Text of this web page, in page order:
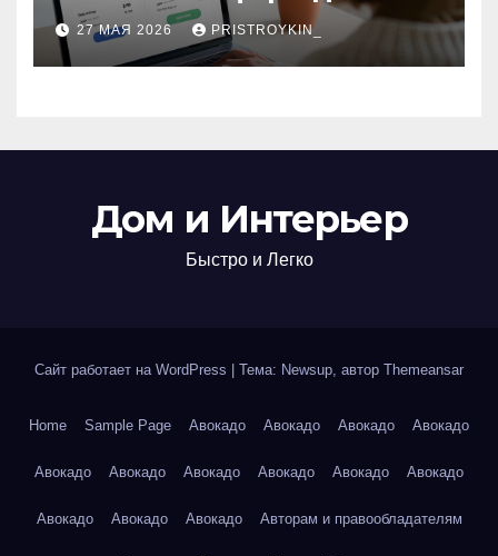
поиска авиабилетов и
железнодорожных
билетов
27 МАЯ 2026 PRISTROYKIN_
Дом и Интерьер
Быстро и Легко
Сайт работает на WordPress Тема: Newsup, автор Themeansar
Home Sample Page Авокадо Авокадо Авокадо Авокадо
Авокадо Авокадо Авокадо Авокадо Авокадо Авокадо
Авокадо Авокадо Авокадо Авторам и правообладателям